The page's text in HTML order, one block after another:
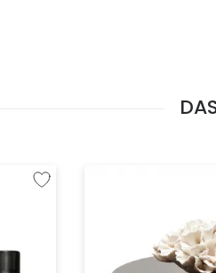
Zur Wunschliste hinzufügen